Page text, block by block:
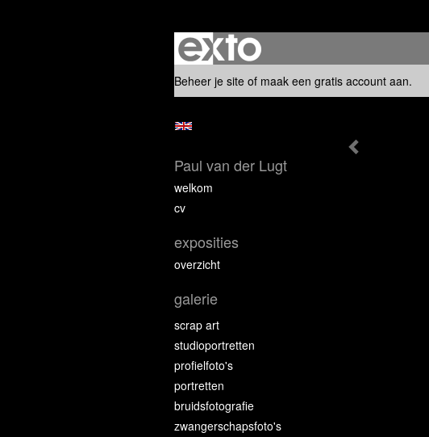
Beheer je site of maak een gratis account aan.
Paul van der Lugt
welkom
cv
exposities
overzicht
galerie
scrap art
studioportretten
profielfoto's
portretten
bruidsfotografie
zwangerschapsfoto's